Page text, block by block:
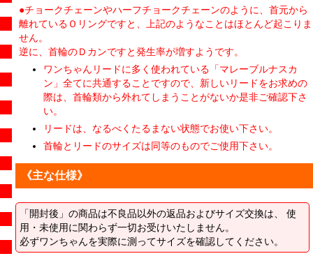
●チョークチェーンやハーフチョークチェーンのように、首元から
離れているＯリングですと、上記のようなことはほとんど起こりま
せん。
逆に、首輪のＤカンですと発生率が増すようです。
ワンちゃんリードに多く使われている「マレーブルナスカ
ン」全てに共通することですので、新しいリードをお求めの
際は、首輪類から外れてしまうことがないか是非ご確認下さ
い。
リードは、なるべくたるまない状態でお使い下さい。
首輪とリードのサイズは同等のものでご使用下さい。
《主な仕様》
「開封後」の商品は不良品以外の返品およびサイズ交換は、 使
用・未使用に関わらず一切お受けいたしません。
必ずワンちゃんを実際に測ってサイズを確認してください。